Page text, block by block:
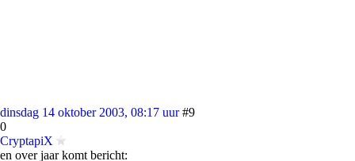
dinsdag 14 oktober 2003, 08:17 uur #9
0
CryptapiX
en over jaar komt bericht: